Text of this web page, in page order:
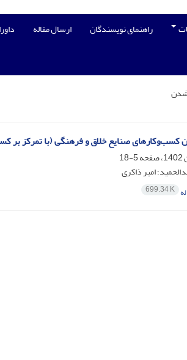
راهنمای نویسندگان ارسال مقاله
شدن
کسب‌وکارهای صنایع خلاق و فرهنگی (با تمرکز بر
5-18
امیر ذاکری
699.34 K